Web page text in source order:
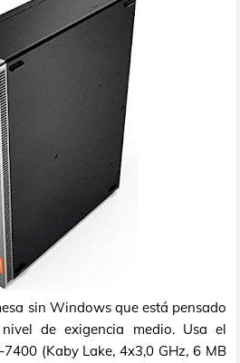
sin Windows que está pensado
de exigencia medio. Usa el
(Kaby Lake, 4x3,0 GHz, 6 MB